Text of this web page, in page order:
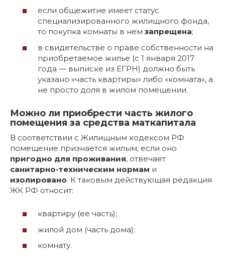
если общежитие имеет статус
специализированного жилищного фонда,
то покупка комнаты в нем запрещена;
в свидетельстве о праве собственности на
приобретаемое жилье (с 1 января 2017
года — выписке из ЕГРН) должно быть
указано «часть квартиры» либо «комната», а
не просто доля в жилом помещении.
Можно ли приобрести часть жилого
помещения за средства маткапитала
В соответствии с Жилищным кодексом РФ
помещение признается жилым, если оно
пригодно для проживания, отвечает
санитарно-техническим нормам и
изолировано. К таковым действующая редакция
ЖК РФ относит:
квартиру (ее часть);
жилой дом (часть дома);
комнату.